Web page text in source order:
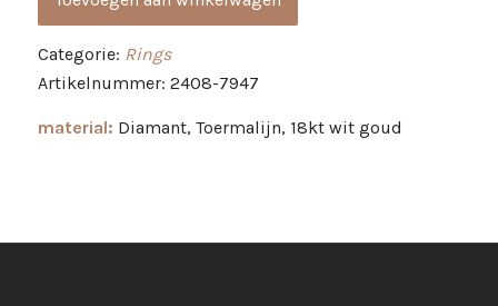
Categorie: Rings
Artikelnummer: 2408-7947
material: Diamant, Toermalijn, 18kt wit goud